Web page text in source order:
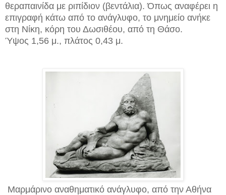
θεραπαινίδα με ριπίδιον (βεντάλια). Όπως αναφέρει η
επιγραφή κάτω από το ανάγλυφο, το μνημείο ανήκε
στη Nίκη, κόρη του Δωσιθέου, από τη Θάσο.
Ύψος 1,56 μ., πλάτος 0,43 μ.
Μαρμάρινο αναθηματικό ανάγλυφο, από την Αθήνα